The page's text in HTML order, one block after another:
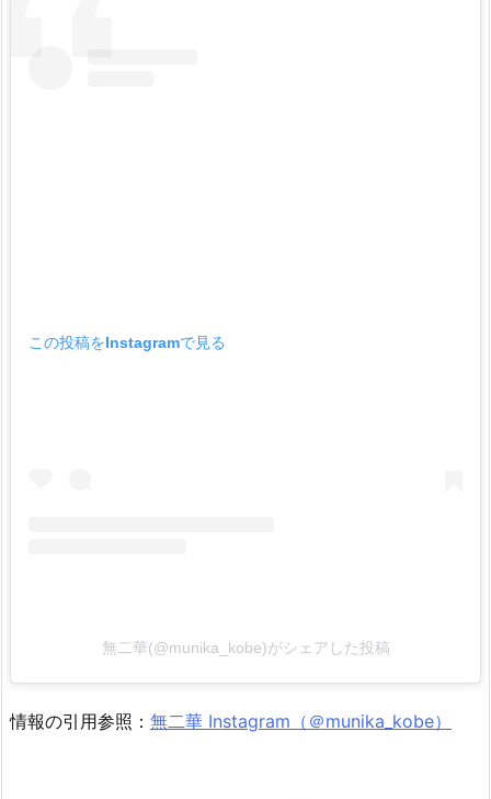
この投稿をInstagramで見る
無二華(@munika_kobe)がシェアした投稿
情報の引用参照： 無二華 Instagram（＠munika_kobe）